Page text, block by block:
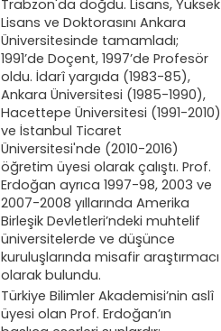
Trabzon'da doğdu. Lisans, Yüksek
Lisans ve Doktorasını Ankara
Üniversitesinde tamamladı;
1991’de Doçent, 1997’de Profesör
oldu. İdarî yargıda (1983-85),
Ankara Üniversitesi (1985-1990),
Hacettepe Üniversitesi (1991-2010)
ve İstanbul Ticaret
Üniversitesi'nde (2010-2016)
öğretim üyesi olarak çalıştı. Prof.
Erdoğan ayrıca 1997-98, 2003 ve
2007-2008 yıllarında Amerika
Birleşik Devletleri’ndeki muhtelif
üniversitelerde ve düşünce
kuruluşlarında misafir araştırmacı
olarak bulundu.
Türkiye Bilimler Akademisi’nin aslî
üyesi olan Prof. Erdoğan’ın